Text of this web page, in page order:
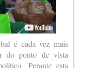
é cada vez mais
do ponto de vista
Perante esta